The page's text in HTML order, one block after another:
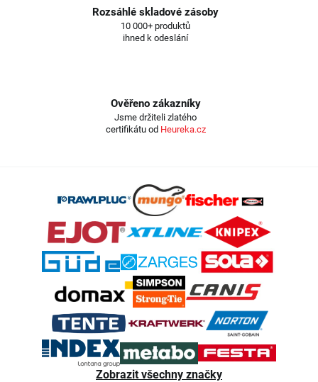
Rozsáhlé skladové zásoby
10 000+ produktů
ihned k odeslání
Ověřeno zákazníky
Jsme držiteli zlatého
certifikátu od Heureka.cz
Zobrazit všechny značky